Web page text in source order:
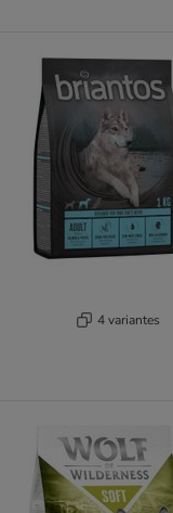
4 variantes